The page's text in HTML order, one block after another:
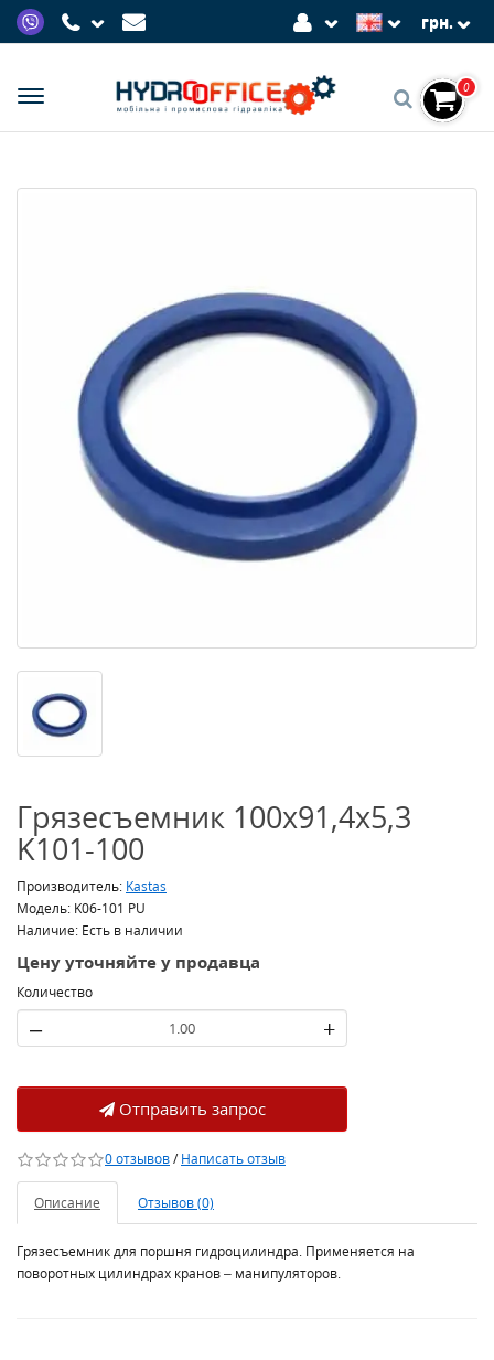
грн.
0
Грязесъемник 100x91,4x5,3
K101-100
Производитель: Kastas
Модель: K06-101 PU
Наличие: Есть в наличии
Цену уточняйте у продавца
Количество
– +
Отправить запрос
0 отзывов/Написать отзыв
Описание Отзывов (0)
Грязесъемник для поршня гидроцилиндра. Применяется на
поворотных цилиндрах кранов – манипуляторов.